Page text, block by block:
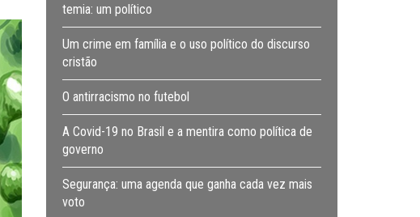
temia: um político
Um crime em família e o uso político do discurso
cristão
O antirracismo no futebol
A Covid-19 no Brasil e a mentira como política de
governo
Segurança: uma agenda que ganha cada vez mais
voto